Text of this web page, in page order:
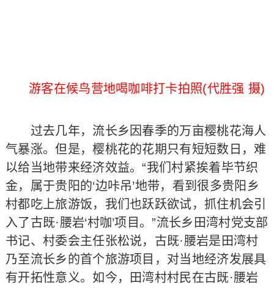
游客在候鸟营地喝咖啡打卡拍照(代胜强 摄)
过去几年，流长乡因春季的万亩樱桃花海人
气暴涨。但是，樱桃花的花期只有短短数日，难
以给当地带来经济效益。“我们村紧挨着毕节织
金，属于贵阳的‘边咔吊’地带，看到很多贵阳乡
村都吃上旅游饭，我们也跃跃欲试，抓住机会引
入了古既·腰岩‘村咖’项目。”流长乡田湾村党支部
书记、村委会主任张松说，古既·腰岩是田湾村
乃至流长乡的首个旅游项目，对当地经济发展具
有开拓性意义。如今，田湾村村民在古既·腰岩